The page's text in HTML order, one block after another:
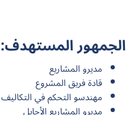
الجمهور المستهدف:
مديرو المشاريع
قادة فريق المشروع
مهندسو التحكم في التكاليف